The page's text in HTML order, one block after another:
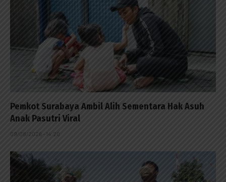
Pemkot Surabaya Ambil Alih Sementara Hak Asuh
Anak Pasutri Viral
09/08/2026 - 14:20